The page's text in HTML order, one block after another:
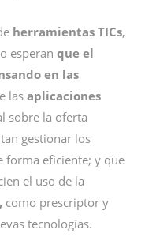
herramientas TICs,
esperan que el
en las
lasaplicaciones
sobre la oferta
gestionar los
forma eficiente; y que
el uso de la
como prescriptor y
tecnologías.